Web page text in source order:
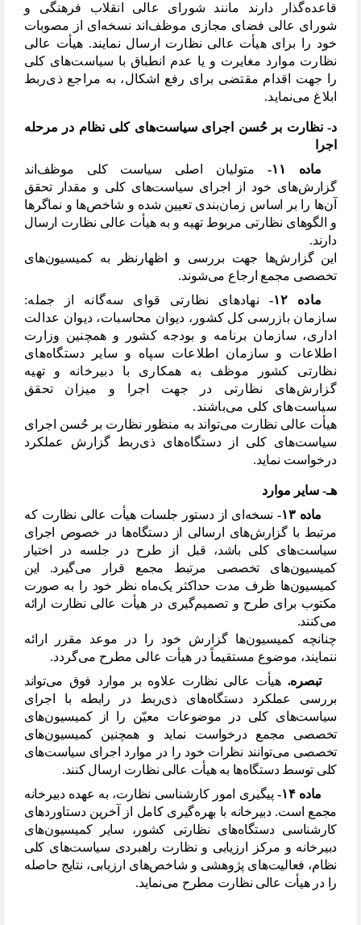
قاعدهگذار دارند مانند شورای عالی انقلاب فرهنگی و
شورای عالی فضای مجازی موظف اند نسخه ای از مصوبات
خود را برای هیأت عالی نظارت ارسال نمایند. هیأت عالی
نظارت موارد مغایرت و یا عدم انطباق با سیاستهای کلی
را جهت اقدام مقتضی برای رفع اشکال، به مراجع ذیربط
ابلاغ مینماید.
د- نظارت بر حُسن اجرای سیاستهای کلی نظام در مرحله
اجرا
ماده ۱۱-
متولیان اصلی سیاست کلی موظف اند
گزارشهای خود از اجرای سیاستهای کلی و مقدار تحقق
آنها را بر اساس زمانبندی تعیین شده و شاخصها و نماگرها
و الگوهای نظارتی مربوط تهیه و به هیأت عالی نظارت ارسال
دارند.
این گزارشها جهت بررسی و اظهارنظر به کمیسیونهای
تخصصی مجمع ارجاع میشوند.
ماده ۱۲-
نهادهای نظارتی قوای سهگانه از جمله:
سازمان بازرسی کل کشور، دیوان محاسبات، دیوان عدالت
اداری، سازمان برنامه و بودجه کشور و همچنین وزارت
اطلاعات و سازمان اطلاعات سپاه و سایر دستگاههای
نظارتی کشور موظف به همکاری با دبیرخانه و تهیه
گزارشهای نظارتی در جهت اجرا و میزان تحقق
سیاستهای کلی میباشند.
هیأت عالی نظارت میتواند به منظور نظارت بر حُسن اجرای
سیاستهای کلی از دستگاههای ذیربط گزارش عملکرد
درخواست نماید.
هـ- سایر موارد
ماده ۱۳-
نسخه ای از دستور جلسات هیأت عالی نظارت که
مرتبط با گزارشهای ارسالی از دستگاهها در خصوص اجرای
سیاستهای کلی باشد، قبل از طرح در جلسه در اختیار
کمیسیونهای تخصصی مرتبط مجمع قرار میگیرد. این
کمیسیونها ظرف مدت حداکثر یکماه نظر خود را به صورت
مکتوب برای طرح و تصمیمگیری در هیأت عالی نظارت ارائه
میکنند.
چنانچه کمیسیونها گزارش خود را در موعد مقرر ارائه
ننمایند، موضوع مستقیماً در هیأت عالی مطرح میگردد.
تبصره. هیأت عالی نظارت علاوه بر موارد فوق میتواند
بررسی عملکرد دستگاههای ذیربط در رابطه با اجرای
سیاستهای کلی در موضوعات معیّن را از کمیسیونهای
تخصصی مجمع درخواست نماید و همچنین کمیسیونهای
تخصصی میتوانند نظرات خود را در موارد اجرای سیاستهای
کلی توسط دستگاهها به هیأت عالی نظارت ارسال کنند.
ماده ۱۴-
پیگیری امور کارشناسی نظارت، به عهده دبیرخانه
مجمع است. دبیرخانه با بهرهگیری کامل از آخرین دستاوردهای
کارشناسی دستگاههای نظارتی کشور، سایر کمیسیونهای
دبیرخانه و مرکز ارزیابی و نظارت راهبردی سیاستهای کلی
نظام، فعالیتهای پژوهشی و شاخصهای ارزیابی، نتایج حاصله
را در هیأت عالی نظارت مطرح مینماید.